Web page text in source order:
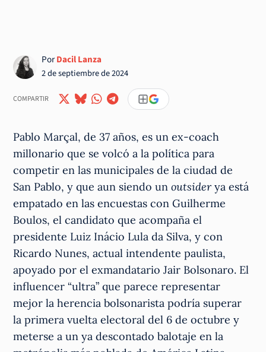
PorDacil Lanza
2 de septiembre de 2024
COMPARTIR
Pablo Marçal, de 37 años, es un ex-coach
millonario que se volcó a la política para
competir en las municipales de la ciudad de
San Pablo, y que aun siendo unoutsiderya está
empatado en las encuestas con Guilherme
Boulos, el candidato que acompaña el
presidente Luiz Inácio Lula da Silva, y con
Ricardo Nunes, actual intendente paulista,
apoyado por el exmandatario Jair Bolsonaro. El
influencer “ultra” que parece representar
mejor la herencia bolsonarista podría superar
la primera vuelta electoral del 6 de octubre y
meterse a un ya descontado balotaje en la